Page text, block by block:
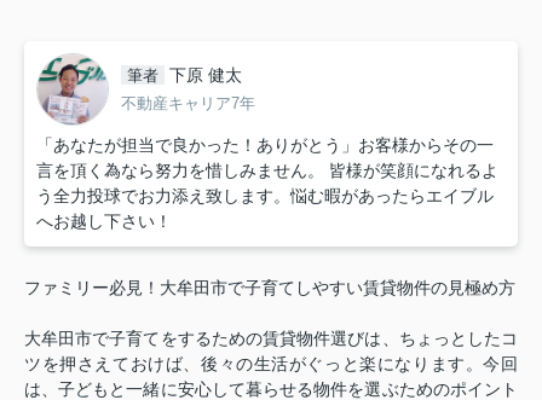
筆者 下原 健太
不動産キャリア7年
「あなたが担当で良かった！ありがとう」お客様からその一
言を頂く為なら努力を惜しみません。 皆様が笑顔になれるよ
う全力投球でお力添え致します。悩む暇があったらエイブル
へお越し下さい！
ファミリー必見！大牟田市で子育てしやすい賃貸物件の見極め方
大牟田市で子育てをするための賃貸物件選びは、ちょっとしたコ
ツを押さえておけば、後々の生活がぐっと楽になります。今回
は、子どもと一緒に安心して暮らせる物件を選ぶためのポイント